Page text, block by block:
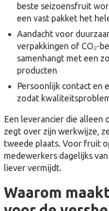
beste seizoensfruit
een vast pakket het
Aandacht voor
verpakkingen of CO₂-
samenhangt met een
producten
Persoonlijk contact en
zodat
Een leverancier die alleen
zegt over zijn werkwijze,
tweede plaats. Voor fruit
medewerkers dagelijks
liever vermijdt.
Waarom